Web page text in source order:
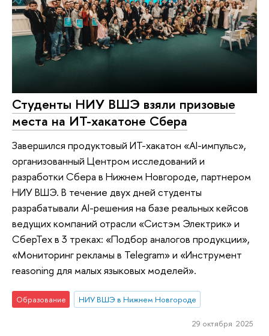
Студенты НИУ ВШЭ взяли призовые
места на ИТ-хакатоне Сбера
Завершился продуктовый ИТ-хакатон «AI-импульс»,
организованный Центром исследований и
разработки Сбера в Нижнем Новгороде, партнером
НИУ ВШЭ. В течение двух дней студенты
разрабатывали AI-решения на базе реальных кейсов
ведущих компаний отрасли «Систэм Электрик» и
СберТех в 3 треках: «Подбор аналогов продукции»,
«Мониторинг рекламы в Telegram» и «Инструмент
reasoning для малых языковых моделей».
Образование НИУ ВШЭ в Нижнем Новгороде
29 октября 2025